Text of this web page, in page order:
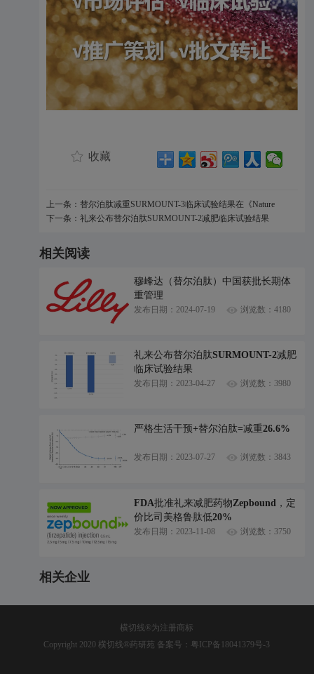
收藏
上一条：替尔泊肽减重SURMOUNT-3临床试验结果在《Nature
Medicine》上发表
下一条：礼来公布替尔泊肽SURMOUNT-2减肥临床试验结果
相关阅读
穆峰达（替尔泊肽）中国获批长期体
重管理
发布日期：2024-07-19 浏览数：4180
礼来公布替尔泊肽SURMOUNT-2减肥
临床试验结果
发布日期：2023-04-27 浏览数：3980
严格生活干预+替尔泊肽=减重26.6%
发布日期：2023-07-27 浏览数：3843
FDA批准礼来减肥药物Zepbound，定
价比司美格鲁肽低20%
发布日期：2023-11-08 浏览数：3750
相关企业
横切线®为注册商标
Copyright 2020 横切线®药研苑 备案号： 粤ICP备18041379号-3